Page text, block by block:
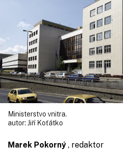
Ministerstvo vnitra.
autor: Jiří Koťátko
Marek Pokorný , redaktor